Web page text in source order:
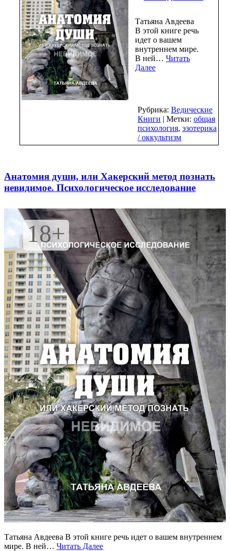
Татьяна Авдеева
В этой книге речь
идет о вашем
внутреннем мире.
В ней… Читать
Далее
Рубрика: Ведические
Книги | Метки: общая
психология, эзотерика
/ оккультизм
Анатомия души, или Хакерский метод познать
невидимое. Психологическое исследование
Татьяна Авдеева В этой книге речь идет о вашем внутреннем
мире. В ней… Читать Далее